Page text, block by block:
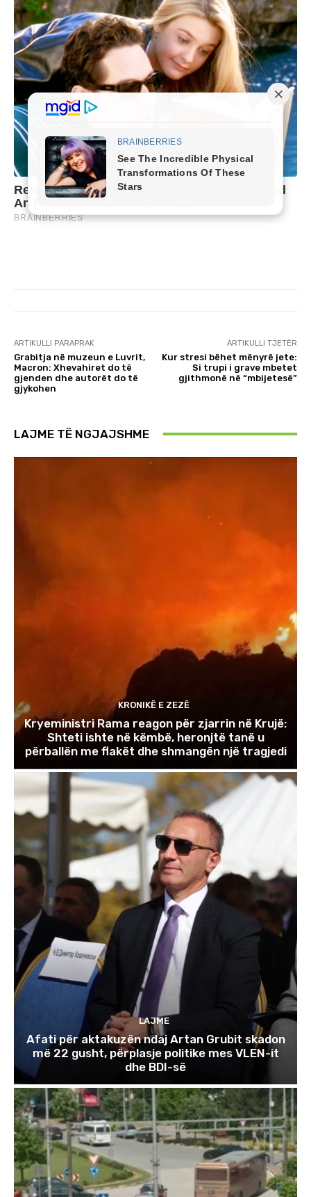
ARTIKULLI PARAPRAK
Grabitja në muzeun e Luvrit,
Macron: Xhevahiret do të
gjenden dhe autorët do të
gjykohen
ARTIKULLI TJETËR
Kur stresi bëhet mënyrë jete:
Si trupi i grave mbetet
gjithmonë në “mbijetesë”
LAJME TË NGJAJSHME
KRONIKË E ZEZË
Kryeministri Rama reagon për zjarrin në Krujë:
Shteti ishte në këmbë, heronjtë tanë u
përballën me flakët dhe shmangën një tragjedi
LAJME
Afati për aktakuzën ndaj Artan Grubit skadon
më 22 gusht, përplasje politike mes VLEN-it
dhe BDI-së